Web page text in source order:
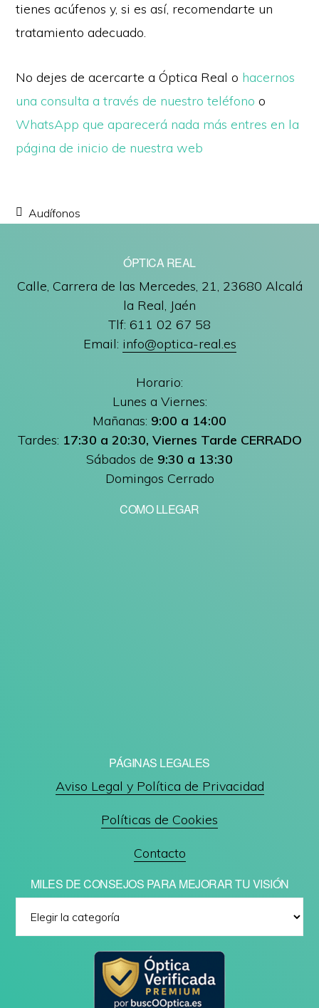
tienes acúfenos y, si es así, recomendarte un
tratamiento adecuado.
No dejes de acercarte a Óptica Real o hacernos
una consulta a través de nuestro teléfono o
WhatsApp que aparecerá nada más entres en la
página de inicio de nuestra web
Audífonos
ÓPTICA REAL
Calle, Carrera de las Mercedes, 21, 23680 Alcalá
la Real, Jaén
Tlf: 611 02 67 58
Email: info@optica-real.es
Horario:
Lunes a Viernes:
Mañanas: 9:00 a 14:00
Tardes: 17:30 a 20:30, Viernes Tarde CERRADO
Sábados de 9:30 a 13:30
Domingos Cerrado
COMO LLEGAR
PÁGINAS LEGALES
Aviso Legal y Política de Privacidad
Políticas de Cookies
Contacto
MILES DE CONSEJOS PARA MEJORAR TU VISIÓN